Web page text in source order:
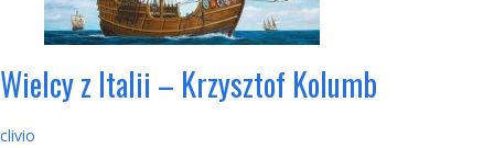
Wielcy z Italii – Krzysztof Kolumb
clivio